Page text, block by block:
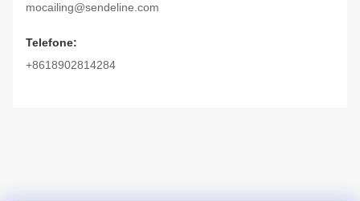
mocailing@sendeline.com
Telefone:
+8618902814284